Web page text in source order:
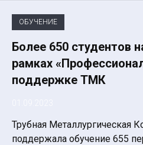
ОБУЧЕНИЕ
Более 650 студентов
рамках
поддержке ТМК
Трубная Металлургическая
поддержала обучение 655